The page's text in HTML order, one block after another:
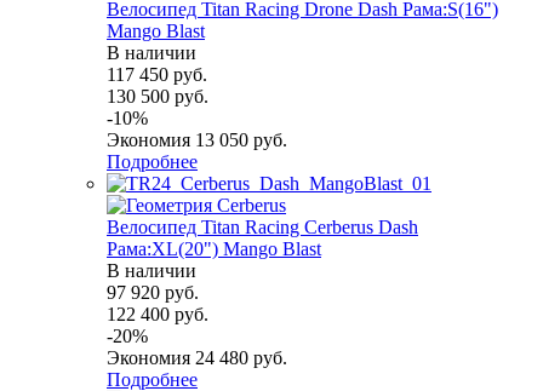
Велосипед Titan Racing Drone Dash Рама:S(16")
Mango Blast
В наличии
117 450 руб.
130 500 руб.
-10%
Экономия 13 050 руб.
Подробнее
Велосипед Titan Racing Cerberus Dash
Рама:XL(20") Mango Blast
В наличии
97 920 руб.
122 400 руб.
-20%
Экономия 24 480 руб.
Подробнее